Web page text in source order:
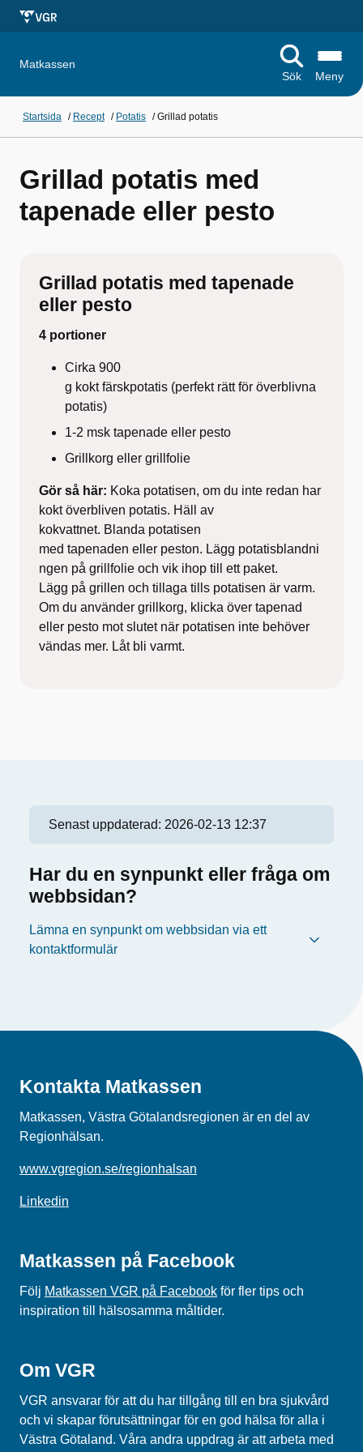
Matkassen
Sök
Meny
Startsida / Recept / Potatis /Grillad potatis
Grillad potatis med
tapenade eller pesto
Grillad potatis med tapenade
eller pesto
4 portioner
Cirka 900
g kokt färskpotatis (perfekt rätt för överblivna
potatis)
1-2 msk tapenade eller pesto
Grillkorg eller grillfolie
Gör så här: Koka potatisen, om du inte redan har
kokt överbliven potatis. Häll av
kokvattnet. Blanda potatisen
med tapenaden eller peston. Lägg potatisblandni
ngen på grillfolie och vik ihop till ett paket.
Lägg på grillen och tillaga tills potatisen är varm.
Om du använder grillkorg, klicka över tapenad
eller pesto mot slutet när potatisen inte behöver
vändas mer. Låt bli varmt.
Senast uppdaterad: 2026-02-13 12:37
Har du en synpunkt eller fråga om
webbsidan?
Lämna en synpunkt om webbsidan via ett
kontaktformulär
Kontakta Matkassen
Matkassen, Västra Götalandsregionen är en del av
Regionhälsan.
www.vgregion.se/regionhalsan
Linkedin
Matkassen på Facebook
Följ Matkassen VGR på Facebook för fler tips och
inspiration till hälsosamma måltider.
Om VGR
VGR ansvarar för att du har tillgång till en bra sjukvård
och vi skapar förutsättningar för en god hälsa för alla i
Västra Götaland. Våra andra uppdrag är att arbeta med